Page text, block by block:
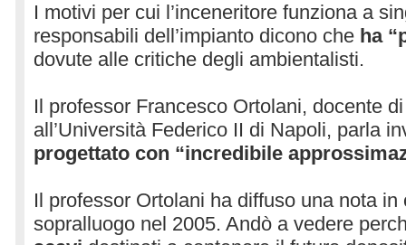
I motivi per cui l’inceneritore funziona a
responsabili dell’impianto dicono che ha
dovute alle critiche degli ambientalisti.
Il professor Francesco Ortolani, docente
all’Università Federico II di Napoli, parla
progettato con “incredibile
Il professor Ortolani ha diffuso una nota
sopralluogo nel 2005. Andò a vedere